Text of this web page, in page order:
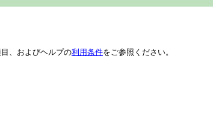
、およびヘルプの利用条件をご参照ください。